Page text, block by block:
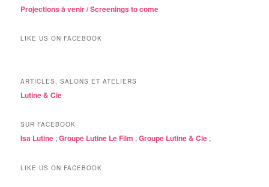
Projections à venir / Screenings to come
LIKE US ON FACEBOOK
ARTICLES, SALONS ET ATELIERS
Lutine & Cie
SUR FACEBOOK
Isa Lutine ;Groupe Lutine Le Film ;Groupe Lutine & Cie ;
LIKE US ON FACEBOOK